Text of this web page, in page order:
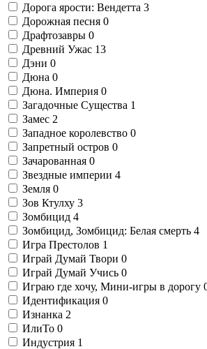
Дорога ярости: Вендетта 3
Дорожная песня 0
Драфтозавры 0
Древний Ужас 13
Дэни 0
Дюна 0
Дюна. Империя 0
Загадочные Существа 1
Замес 2
Западное королевство 0
Запретный остров 0
Зачарованная 0
Звездные империи 4
Земля 0
Зов Ктулху 3
Зомбицид 4
Зомбицид, Зомбицид: Белая смерть 4
Игра Престолов 1
Играй Думай Твори 0
Играй Думай Учись 0
Играю где хочу, Мини-игры в дорогу
Идентификация 0
Изнанка 2
ИлиТо 0
Индустрия 1